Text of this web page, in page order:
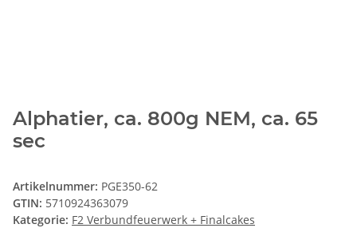
Alphatier, ca. 800g NEM, ca. 65
sec
Artikelnummer: PGE350-62
GTIN: 5710924363079
Kategorie: F2 Verbundfeuerwerk + Finalcakes